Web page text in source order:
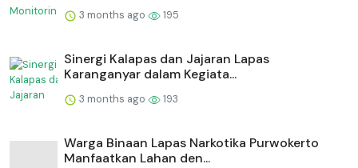
3 months ago 195
⁠Sinergi Kalapas dan Jajaran Lapas
Karanganyar dalam Kegiata...
3 months ago 193
Warga Binaan Lapas Narkotika Purwokerto
Manfaatkan Lahan den...